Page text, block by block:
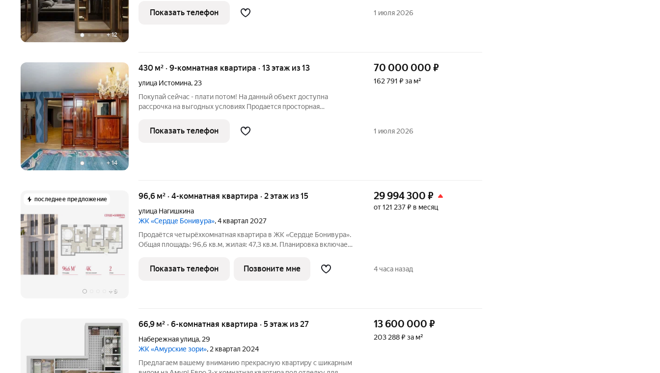
+12
окна выходят на ул. Комсомольскую из них открывается
панорамный вид на
Показать телефон 1 июля 2026
+14
430 м² · 9-комнатная квартира · 13 этаж из 13
улица Истомина, 23
Покупай сейчас - плати потом! На данный объект доступна
рассрочка на выгодных условиях Продается просторная
на пересечении Уссурийского бульвара и улицы Истомина, что
обеспечивает отличную
70 000 000 ₽
162 791 ₽ за м²
Показать телефон 1 июля 2026
последнее предложение
+ 9
96,6 м² · 4-комнатная квартира · 2 этаж из 15
улица Нагишкина
ЖК «Сердце Бонивура», 4 квартал 2027
Продаётся четырёхкомнатная квартира в ЖК «Сердце Бонивура».
Общая площадь: 96,6 кв.м, жилая: 47,3 кв.м. Планировка включает
кухню-столовую 13,4 кв.м, кухню-нишу 5,4 кв.м, прихожую 13,2
29 994 300 ₽
от 121 237 ₽ в месяц
Показать телефон Позвоните мне 4 часа назад
66,9 м² · 6-комнатная квартира · 5 этаж из 27
Набережная улица, 29
ЖК «Амурские зори», 2 квартал 2024
Предлагаем вашему вниманию прекрасную квартиру с шикарным
13 600 000 ₽
203 288 ₽ за м²